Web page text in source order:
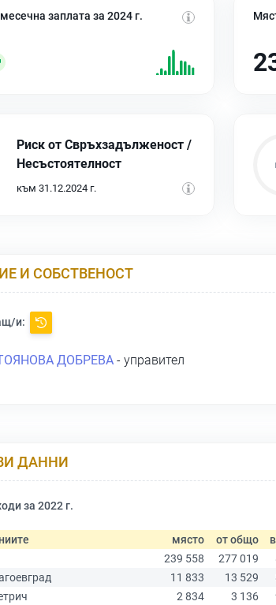
заплата за 2024 г.
Риск от Свръхзадълженост /
Несъстоятелност
към 31.12.2024 г.
И СОБСТВЕНОСТ
и:
ДОБРЕВА - управител
ДАННИ
за 2022 г.
място от общо
239 558 277 019
11 833 13 529
2 834 3 136